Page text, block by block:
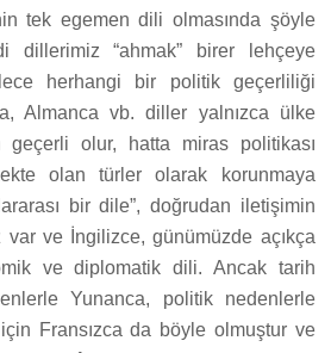
tek egemen dili olmasında şöyle
dillerimiz “ahmak” birer lehçeye
herhangi bir politik geçerliliği
Almanca vb. diller yalnızca ülke
olur, hatta miras politikası
olan türler olarak korunmaya
bir dile”, doğrudan iletişimin
var ve İngilizce, günümüzde açıkça
ve diplomatik dili. Ancak tarih
Yunanca, politik nedenlerle
Fransızca da böyle olmuştur ve